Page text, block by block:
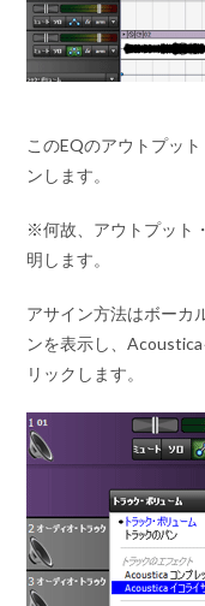
このEQのアウトプッ
ンします。
※何故、アウトプット
明します。
アサイン方法はボーカ
ンを表示し、
リックします。